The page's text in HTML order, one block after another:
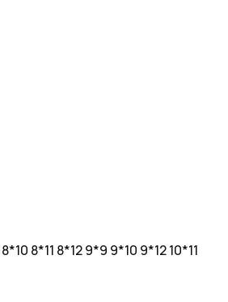
8*10 8*11 8*129*9 9*10 9*1210*11